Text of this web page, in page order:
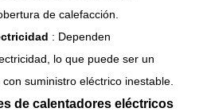
de calefacción.
: Dependen
lo que puede ser un
suministro eléctrico inestable.
de calentadores eléctricos